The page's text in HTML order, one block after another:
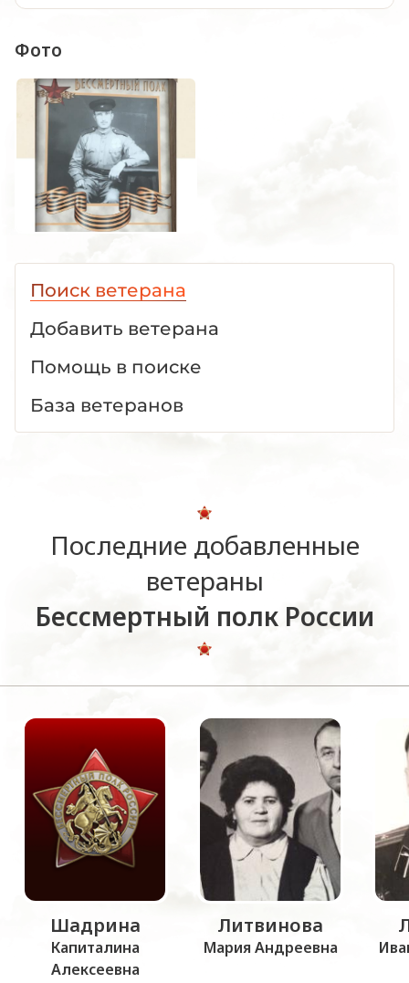
Фото
Поиск ветерана
Добавить ветерана
Помощь в поиске
База ветеранов
Последние добавленные
ветераны
Бессмертный полк России
Шадрина
Капиталина
Алексеевна
Литвинова
Мария Андреевна